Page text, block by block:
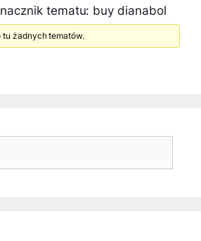
tematu: buy dianabol
tu żadnych tematów.